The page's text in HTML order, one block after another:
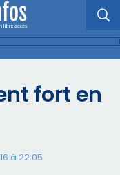
fort en
à 22:05